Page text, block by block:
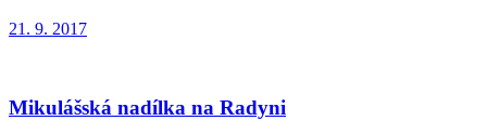
21. 9. 2017
Mikulášská nadílka na Radyni